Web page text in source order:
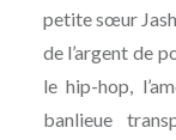
petite sœur
de l’argent de
le hip-hop,
banlieue